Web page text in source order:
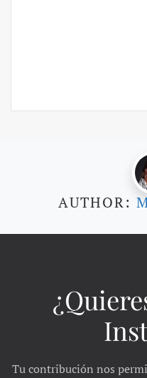
AUTHOR:
Tu contribución nos